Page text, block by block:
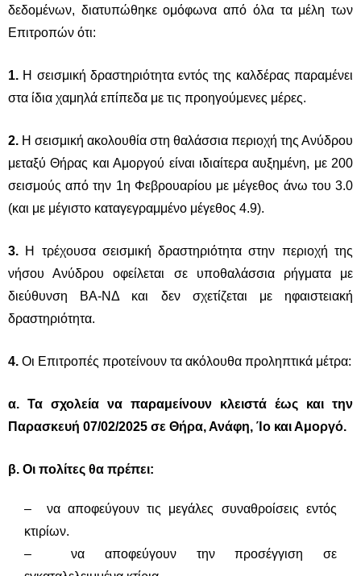
δεδομένων, διατυπώθηκε ομόφωνα από όλα τα μέλη των
Επιτροπών ότι:
1. Η σεισμική δραστηριότητα εντός της καλδέρας παραμένει
στα ίδια χαμηλά επίπεδα με τις προηγούμενες μέρες.
2. Η σεισμική ακολουθία στη θαλάσσια περιοχή της Ανύδρου
μεταξύ Θήρας και Αμοργού είναι ιδιαίτερα αυξημένη, με 200
σεισμούς από την 1η Φεβρουαρίου με μέγεθος άνω του 3.0
(και με μέγιστο καταγεγραμμένο μέγεθος 4.9).
3. Η τρέχουσα σεισμική δραστηριότητα στην περιοχή της
νήσου Ανύδρου οφείλεται σε υποθαλάσσια ρήγματα με
διεύθυνση ΒΑ-ΝΔ και δεν σχετίζεται με ηφαιστειακή
δραστηριότητα.
4. Οι Επιτροπές προτείνουν τα ακόλουθα προληπτικά μέτρα:
α. Τα σχολεία να παραμείνουν κλειστά έως και την
Παρασκευή 07/02/2025 σε Θήρα, Ανάφη, Ίο και Αμοργό.
β. Οι πολίτες θα πρέπει:
– να αποφεύγουν τις μεγάλες συναθροίσεις εντός
κτιρίων.
– να αποφεύγουν την προσέγγιση σε